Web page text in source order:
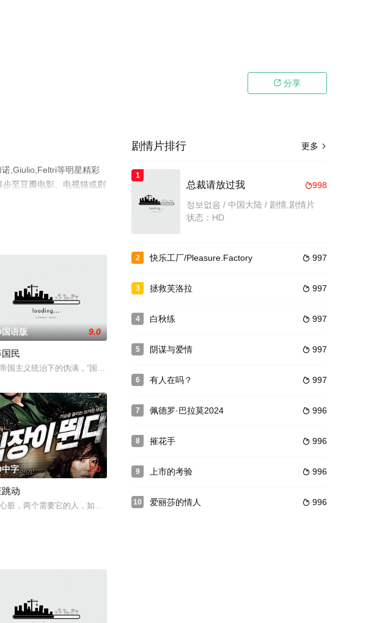
 分享
诺,Giulio,Feltri等明星精彩
至豆瓣电影、电视猫或剧
饰）、师弟赫老鬼（戴维 饰）
不久便闪电般的结合在一起，不久，李小兰怀孕，两家父母草率地为他们举
语版 9.0
民
国主义统治下的伪满，“国民高等学校”的三个好朋友周永平、李桂山、金东正。他们看见学校里，日本
日共存。《白噪音》通过戏剧手法，刻画现代美国家庭试图在不可捉摸的世
中字 2.0
动
脏，两个需要它的人，如果是你的话你会怎么做？一个陷入脑死亡状态的中年女患者被送进了医院。为
更多 
剧情片排行
1
998
总裁请放过我
정보없음 / 中国大陆 / 剧情,剧情片
状态：HD
2  997
快乐工厂/Pleasure.Factory
3  997
拯救芙洛拉
4  997
白秋练
5  997
阴谋与爱情
6  997
有人在吗？
7  996
佩德罗·巴拉莫2024
8  996
摧花手
9  996
上市的考验
10  996
爱丽莎的情人